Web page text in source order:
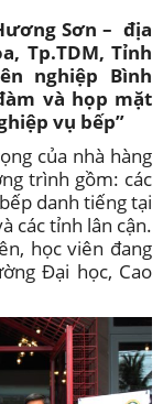
Sơn – địa
Tp.TDM, Tỉnh
nghiệp Bình
và họp mặt
vụ bếp”
của nhà hàng
trình gồm: các
danh tiếng tại
các tỉnh lân cận.
học viên đang
Đại học, Cao